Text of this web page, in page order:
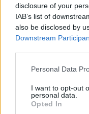
disclosure of your
IAB’s list of
also be disclosed by
Downstream
Please note that this
not limited to your
grant or deny
use your data for
Personal Data
I want to opt-out
personal data.
Opted In
με το ρεύμα,
αφαλάτωση,
πόρους από την